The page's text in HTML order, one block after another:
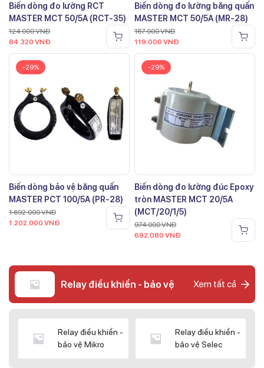
Biến dòng đo lường RCT
MASTER MCT 50/5A (RCT-35)
124.000VNĐ
84.320 VNĐ
Biến dòng đo lường băng quấn
MASTER MCT 50/5A (MR-28)
167.000VNĐ
119.000 VNĐ
-29%
Biến dòng bảo vệ băng quấn
MASTER PCT 100/5A (PR-28)
1.692.000VNĐ
1.202.000 VNĐ
-29%
Biến dòng đo lường đúc Epoxy
tròn MASTER MCT 20/5A
(MCT/20/1/5)
974.000VNĐ
692.080 VNĐ
Relay điều khiển - bảo vệ Xem tất cả
Relay điều khiển -
bảo vệ Mikro
Relay điều khiển -
bảo vệ Selec